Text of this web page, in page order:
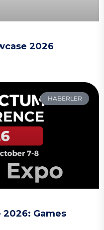
2026
HABERLER
Games